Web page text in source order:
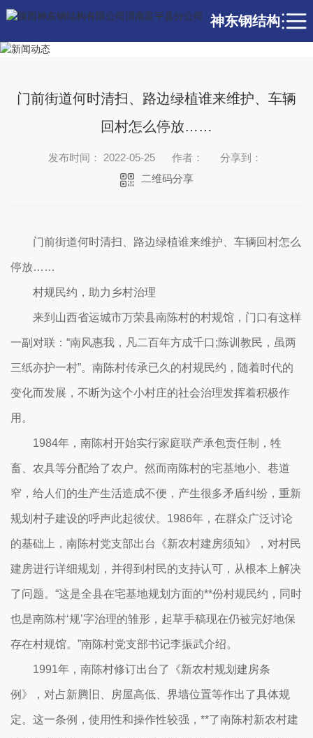
神东钢结构
门前街道何时清扫、路边绿植谁来维护、车辆
回村怎么停放……
发布时间： 2022-05-25 作者：
分享到：
二维码分享
门前街道何时清扫、路边绿植谁来维护、车辆回村怎么
停放……
村规民约，助力乡村治理
来到山西省运城市万荣县南陈村的村规馆，门口有这样
一副对联：“南风惠我，凡二百年方成千口;陈训教民，虽两
三纸亦护一村”。南陈村传承已久的村规民约，随着时代的
变化而发展，不断为这个小村庄的社会治理发挥着积极作
用。
1984年，南陈村开始实行家庭联产承包责任制，牲
畜、农具等分配给了农户。然而南陈村的宅基地小、巷道
窄，给人们的生产生活造成不便，产生很多矛盾纠纷，重新
规划村子建设的呼声此起彼伏。1986年，在群众广泛讨论
的基础上，南陈村党支部出台《新农村建房须知》，对村民
建房进行详细规划，并得到村民的支持认可，从根本上解决
了问题。“这是全县在宅基地规划方面的**份村规民约，同时
也是南陈村‘规’字治理的雏形，起草手稿现在仍被完好地保
存在村规馆。”南陈村党支部书记李振武介绍。
1991年，南陈村修订出台了《新农村规划建房条
例》，对占新腾旧、房屋高低、界墙位置等作出了具体规
定。这一条例，使用性和操作性较强，**了南陈村新农村建